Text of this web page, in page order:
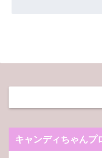
キャンディちゃんプ